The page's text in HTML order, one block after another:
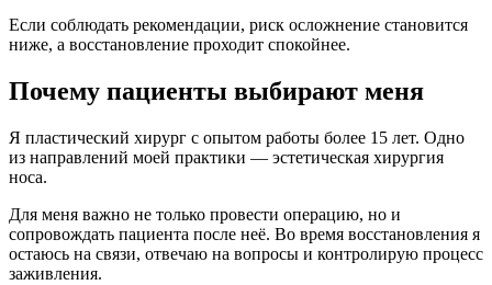
Если соблюдать рекомендации, риск осложнение становится
ниже, а восстановление проходит спокойнее.
Почему пациенты выбирают меня
Я пластический хирург с опытом работы более 15 лет. Одно
из направлений моей практики — эстетическая хирургия
носа.
Для меня важно не только провести операцию, но и
сопровождать пациента после неё. Во время восстановления я
остаюсь на связи, отвечаю на вопросы и контролирую процесс
заживления.